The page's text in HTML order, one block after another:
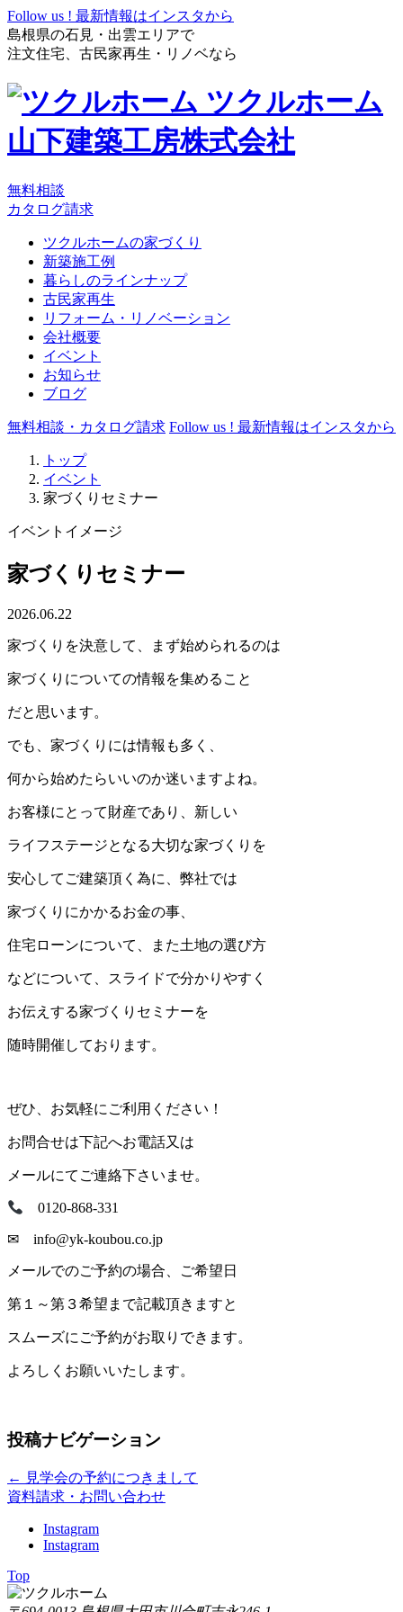
Follow us ! 最新情報はインスタから
島根県の石見・出雲エリアで
注文住宅、古民家再生・リノベなら
ツクルホーム
山下建築工房株式会社
無料相談
カタログ請求
ツクルホームの家づくり
新築施工例
暮らしのラインナップ
古民家再生
リフォーム・リノベーション
会社概要
イベント
お知らせ
ブログ
無料相談・カタログ請求 Follow us ! 最新情報はインスタから
トップ
イベント
家づくりセミナー
イベントイメージ
家づくりセミナー
2026.06.22
家づくりを決意して、まず始められるのは
家づくりについての情報を集めること
だと思います。
でも、家づくりには情報も多く、
何から始めたらいいのか迷いますよね。
お客様にとって財産であり、新しい
ライフステージとなる大切な家づくりを
安心してご建築頂く為に、弊社では
家づくりにかかるお金の事、
住宅ローンについて、また土地の選び方
などについて、スライドで分かりやすく
お伝えする家づくりセミナーを
随時開催しております。
ぜひ、お気軽にご利用ください！
お問合せは下記へお電話又は
メールにてご連絡下さいませ。
0120-868-331
✉ info@yk-koubou.co.jp
メールでのご予約の場合、ご希望日
第１～第３希望まで記載頂きますと
スムーズにご予約がお取りできます。
よろしくお願いいたします。
投稿ナビゲーション
← 見学会の予約につきまして
資料請求・お問い合わせ
Instagram
Instagram
Top